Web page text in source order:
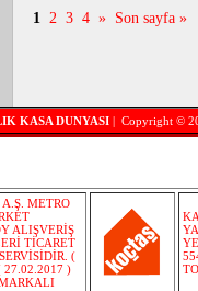
1 2 3 4 » Son sayfa »
KASA DUNYASI | Copyright ©
A.Ş. METRO
ALIŞVERİŞ
TİCARET
(
27.02.2017 )